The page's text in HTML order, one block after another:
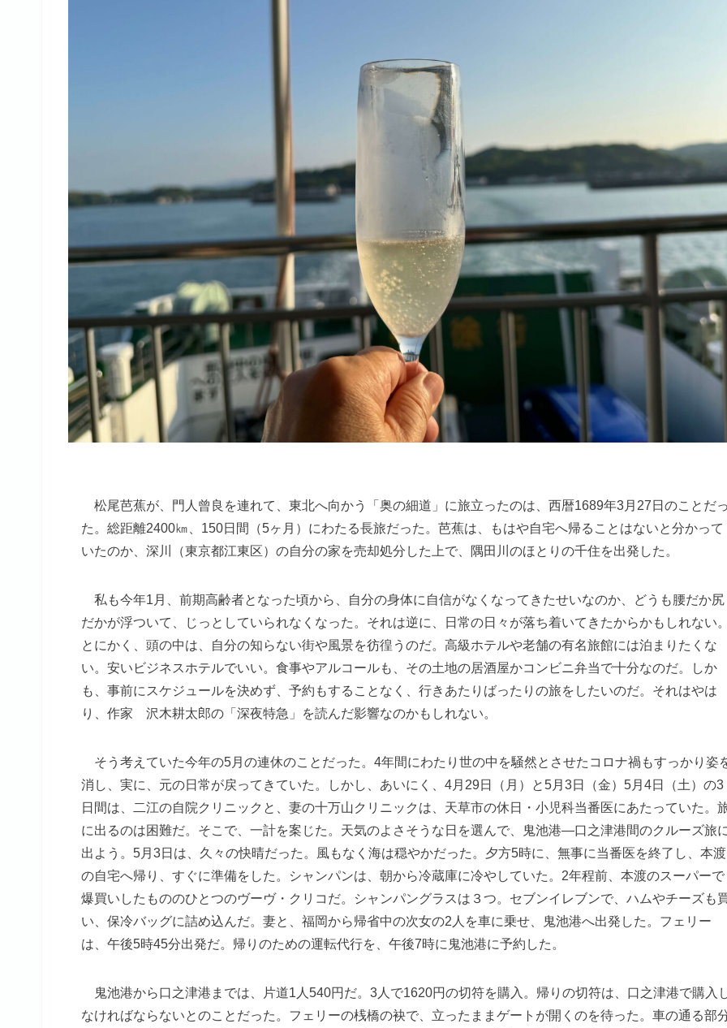
松尾芭蕉が、門人曾良を連れて、東北へ向かう「奥の細道」に旅立ったのは、西暦1689年3月27日のことだっ
た。総距離2400㎞、150日間（5ヶ月）にわたる長旅だった。芭蕉は、もはや自宅へ帰ることはないと分かって
いたのか、深川（東京都江東区）の自分の家を売却処分した上で、隅田川のほとりの千住を出発した。
私も今年1月、前期高齢者となった頃から、自分の身体に自信がなくなってきたせいなのか、どうも腰だか尻
だかが浮ついて、じっとしていられなくなった。それは逆に、日常の日々が落ち着いてきたからかもしれない。
とにかく、頭の中は、自分の知らない街や風景を彷徨うのだ。高級ホテルや老舗の有名旅館には泊まりたくな
い。安いビジネスホテルでいい。食事やアルコールも、その土地の居酒屋かコンビニ弁当で十分なのだ。しか
も、事前にスケジュールを決めず、予約もすることなく、行きあたりばったりの旅をしたいのだ。それはやは
り、作家 沢木耕太郎の「深夜特急」を読んだ影響なのかもしれない。
そう考えていた今年の5月の連休のことだった。4年間にわたり世の中を騒然とさせたコロナ禍もすっかり姿
消し、実に、元の日常が戻ってきていた。しかし、あいにく、4月29日（月）と5月3日（金）5月4日（土）の3
日間は、二江の自院クリニックと、妻の十万山クリニックは、天草市の休日・小児科当番医にあたっていた。
に出るのは困難だ。そこで、一計を案じた。天気のよさそうな日を選んで、鬼池港―口之津港間のクルーズ旅
出よう。5月3日は、久々の快晴だった。風もなく海は穏やかだった。夕方5時に、無事に当番医を終了し、本渡
の自宅へ帰り、すぐに準備をした。シャンパンは、朝から冷蔵庫に冷やしていた。2年程前、本渡のスーパーで
爆買いしたもののひとつのヴーヴ・クリコだ。シャンパングラスは３つ。セブンイレブンで、ハムやチーズも
い、保冷バッグに詰め込んだ。妻と、福岡から帰省中の次女の2人を車に乗せ、鬼池港へ出発した。フェリー
は、午後5時45分出発だ。帰りのための運転代行を、午後7時に鬼池港に予約した。
鬼池港から口之津港までは、片道1人540円だ。3人で1620円の切符を購入。帰りの切符は、口之津港で購入
なければならないとのことだった。フェリーの桟橋の袂で、立ったままゲートが開くのを待った。車の通る部